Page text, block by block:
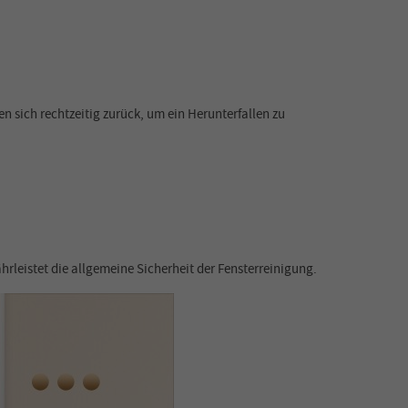
sich rechtzeitig zurück, um ein Herunterfallen zu
die allgemeine Sicherheit der Fensterreinigung.